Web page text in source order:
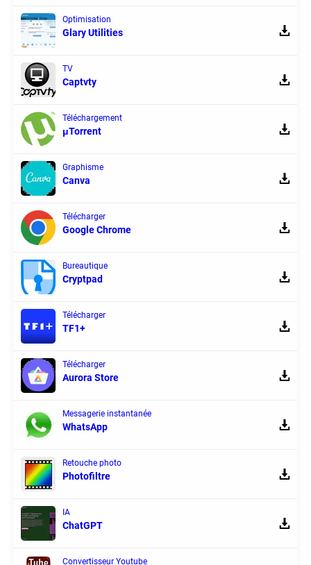
Optimisation
Glary Utilities
TV
Captvty
Téléchargement
μTorrent
Graphisme
Canva
Télécharger
Google Chrome
Bureautique
Cryptpad
Télécharger
TF1+
Télécharger
Aurora Store
Messagerie instantanée
WhatsApp
Retouche photo
Photofiltre
IA
ChatGPT
Convertisseur Youtube